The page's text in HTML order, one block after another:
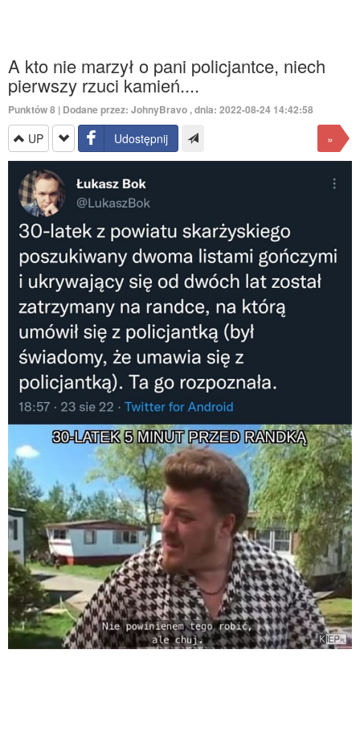
A kto nie marzył o pani policjantce, niech
pierwszy rzuci kamień....
Punktów8 | Dodane przez: JohnyBravo, dnia: 2022-08-24 14:42:58
UP Udostępnij »